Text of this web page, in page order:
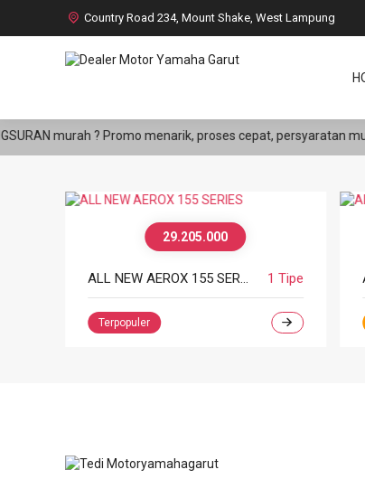
Country Road 234, Mount Shake, West Lampung
murah ? Promo menarik, proses cepat, persyaratan mudah,
29.205.000
ALL NEW AEROX 155 SERIES 1 Tipe
Terpopuler